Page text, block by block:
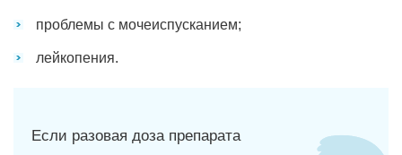
проблемы с мочеиспусканием;
лейкопения.
Если разовая доза препарата